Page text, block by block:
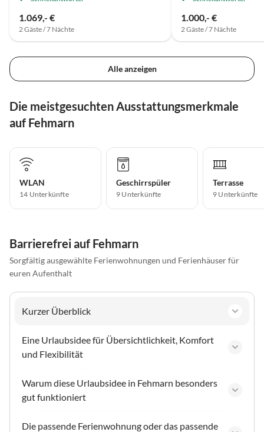
1.069,- €
2 Gäste / 7 Nächte
1.000,- €
2 Gäste / 7 Nächte
Alle anzeigen
Die meistgesuchten Ausstattungsmerkmale
auf Fehmarn
WLAN
14 Unterkünfte
Geschirrspüler
9 Unterkünfte
Terrasse
9 Unterkünfte
Barrierefrei auf Fehmarn
Sorgfältig ausgewählte Ferienwohnungen und Ferienhäuser für
euren Aufenthalt
Kurzer Überblick
Eine Urlaubsidee für Übersichtlichkeit, Komfort
und Flexibilität
Warum diese Urlaubsidee in Fehmarn besonders
gut funktioniert
Die passende Ferienwohnung oder das passende